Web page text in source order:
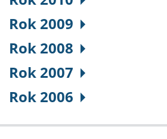
Rok 2009
Rok 2008
Rok 2007
Rok 2006